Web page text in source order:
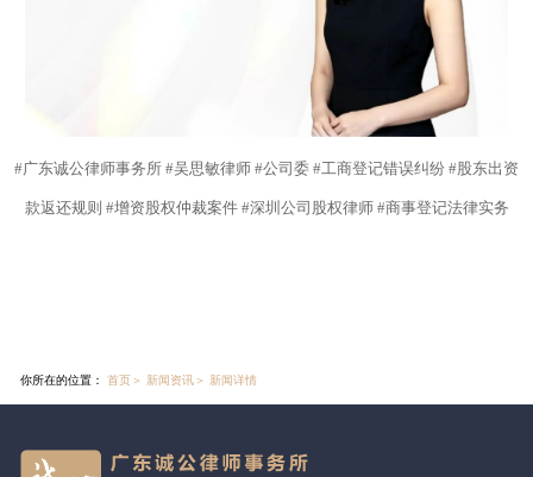
#广东诚公律师事务所 #吴思敏律师 #公司委 #工商登记错误纠纷 #股东出资
款返还规则 #增资股权仲裁案件 #深圳公司股权律师 #商事登记法律实务
你所在的位置： 首页＞ 新闻资讯＞ 新闻详情